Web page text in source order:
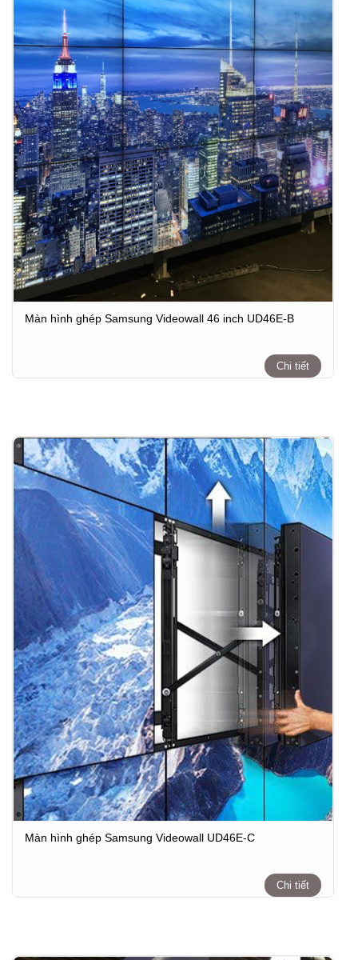
Màn hình ghép Samsung Videowall 46 inch UD46E-B
Chi tiết
Màn hình ghép Samsung Videowall UD46E-C
Chi tiết